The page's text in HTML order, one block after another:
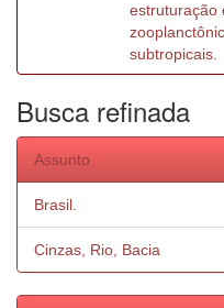
estruturação
subtropicais.
Busca refinada
Assunto
Brasil.
Cinzas, Rio, Bacia